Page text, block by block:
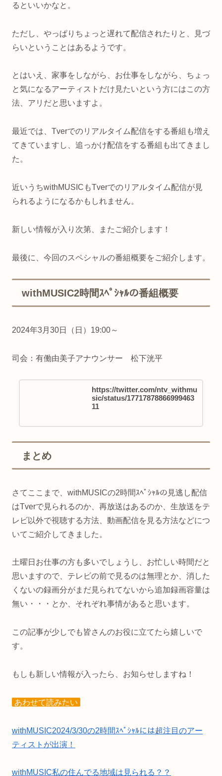
るといいかなと。
ただし、やっぱりちょっと遅れて配信されたりと、見づ
らいということはあるようです。
とはいえ、家事をしながら、お仕事をしながら、ちょっ
と気になるアーティストだけ見たいという方にはこの方
法、アリだと思いますよ。
最近では、Tverでのリアルタイム配信をする番組も増え
てきていますし、追っかけ配信をする番組も出てきまし
た。
近いうちwithMUSICもTverでのリアルタイム配信が見
られるようになるかもしれません。
新しい情報が入り次第、またご紹介します！
最後に、今回のスペシャルの番組概要をご紹介します。
withMUSIC2時間ｽﾍﾟｼｬﾙの番組概要
2024年3月30日（日）19:00～
司会：有働由美子アナウンサー 松下洸平
https://twitter.com/ntv_withmu
sic/status/17717878866999463
11
まとめ
さてここまで、withMUSICの2時間ｽﾍﾟｼｬﾙの見逃し配信
はTverで見られるのか、再放送はあるのか、生放送をテ
レビ以外で視聴する方法、動画配信を見る方法などにつ
いてご紹介してきました。
土曜日お仕事の方も多いでしょうし、お忙しい時間だと
思いますので、テレビの前で見るのは無理とか、消した
くないの録画分がまだ見られてないから追加録画容量は
無い・・・とか、それぞれ事情があると思います。
この記事が少しでも皆さんのお役に立てたら嬉しいで
す。
もしも新しい情報が入ったら、お知らせしますね！
あわせて読みたい
withMUSIC2024/3/30の2時間ｽﾍﾟｼｬﾙには超注目のアー
ティストが出演！
withMUSIC私の住んでる地域は見られる？？